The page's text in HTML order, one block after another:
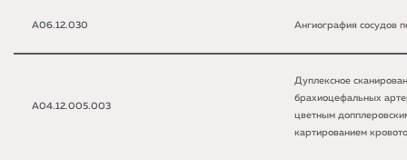
A06.12.030 Ангиография сосудов
A04.12.005.003
Дуплексное
брахиоцефальных
цветным
картированием